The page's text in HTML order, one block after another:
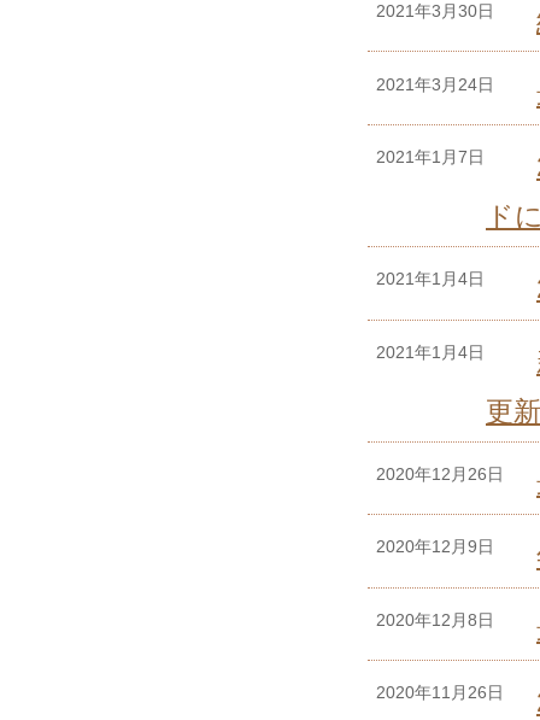
2021年3月30日
2021年3月24日
2021年1月7日
ド
2021年1月4日
2021年1月4日
更
2020年12月26日
2020年12月9日
2020年12月8日
2020年11月26日